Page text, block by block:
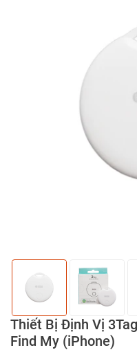
Thiết Bị Định Vị
Find My (iPhone)